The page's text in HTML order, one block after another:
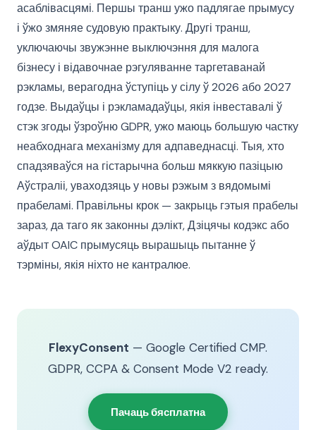
асаблівасцямі. Першы транш ужо падлягае прымусу
і ўжо змяняе судовую практыку. Другі транш,
уключаючы звужэнне выключэння для малога
бізнесу і відавочнае рэгуляванне таргетаванай
рэкламы, верагодна ўступіць у сілу ў 2026 або 2027
годзе. Выдаўцы і рэкламадаўцы, якія інвеставалі ў
стэк згоды ўзроўню GDPR, ужо маюць большую частку
неабходнага механізму для адпаведнасці. Тыя, хто
спадзяваўся на гістарычна больш мяккую пазіцыю
Аўстраліі, уваходзяць у новы рэжым з вядомымі
прабеламі. Правільны крок — закрыць гэтыя прабелы
зараз, да таго як законны дэлікт, Дзіцячы кодэкс або
аўдыт OAIC прымусяць вырашыць пытанне ў
тэрміны, якія ніхто не кантралюе.
FlexyConsent — Google Certified CMP.
GDPR, CCPA & Consent Mode V2 ready.
Пачаць бясплатна